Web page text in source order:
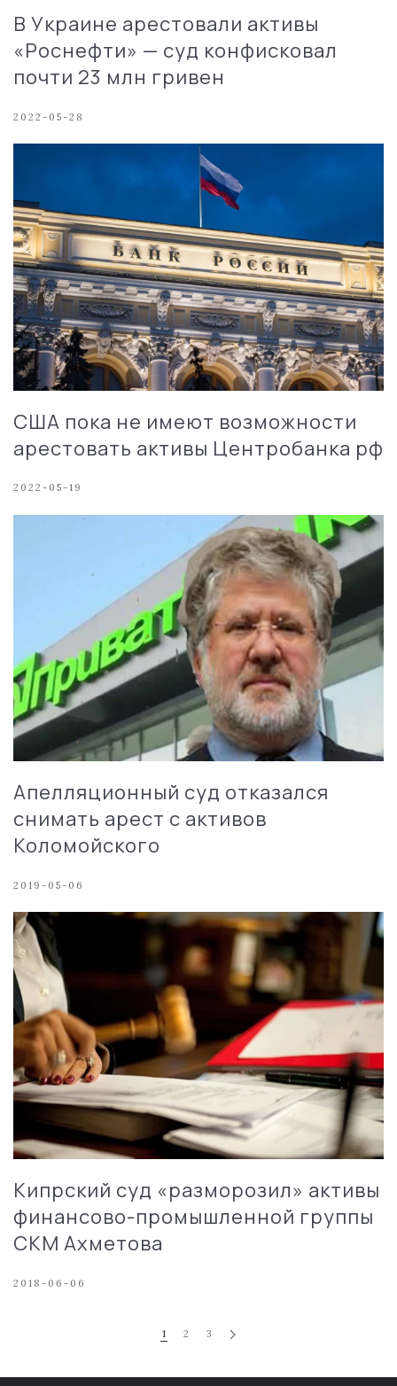
В Украине арестовали активы
«Роснефти» — суд конфисковал
почти 23 млн гривен
2022-05-28
США пока не имеют возможности
арестовать активы Центробанка рф
2022-05-19
Апелляционный суд отказался
снимать арест с активов
Коломойского
2019-05-06
Кипрский суд «разморозил» активы
финансово-промышленной группы
СКМ Ахметова
2018-06-06
1 2 3